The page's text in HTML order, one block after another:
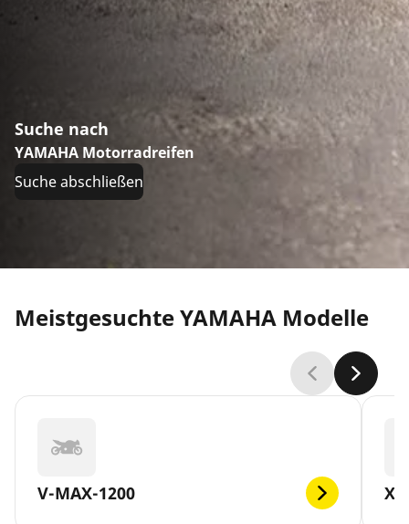
Suche nach
YAMAHA Motorradreifen
Suche abschließen
Meistgesuchte YAMAHA Modelle
V-MAX-1200